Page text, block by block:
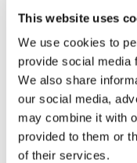
This website uses
We use cookies to
provide social media
We also share
our social media,
may combine it with
provided to them or
of their services.
Талантливый
которой уже
летнем лагере